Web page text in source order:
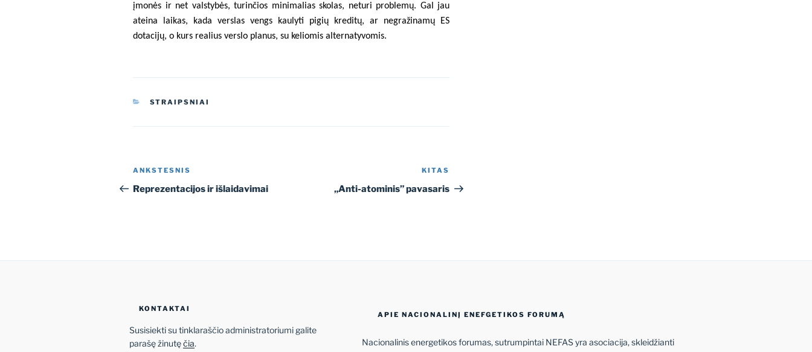
įmonės ir net valstybės, turinčios minimalias skolas, neturi problemų. Gal jau
ateina laikas, kada verslas vengs kaulyti pigių kreditų, ar negražinamų ES
dotacijų, o kurs realius verslo planus, su keliomis alternatyvomis.
KATEGORIJOS
STRAIPSNIAI
Navigacija
tarp
Ankstesnis
įrašas
ANKSTESNIS
Reprezentacijos ir išlaidavimai
įrašas
KITAS
„Anti-atominis” pavasaris
KONTAKTAI
Susisiekti su tinklaraščio administratoriumi galite
parašę žinutęčia.
APIE NACIONALINĮ ENEFGETIKOS FORUMĄ
Nacionalinis energetikos forumas, sutrumpintai NEFAS yra asociacija, skleidžianti